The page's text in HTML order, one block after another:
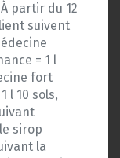
partir du 12
suivent
= 1 l
fort
l 10 sols,
sirop
la